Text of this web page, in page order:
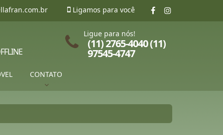
Ligamos para você
CONTATO
Ligue para nós!
(11) 2765-4040 (11)
97545-4747